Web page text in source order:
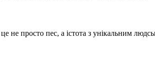
не просто пес, а істота з унікальним